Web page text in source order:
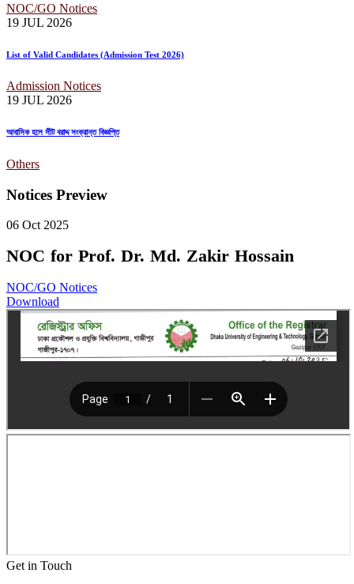
NOC/GO Notices
19 JUL 2026
List of Valid Candidates (Admission Test 2026)
Admission Notices
19 JUL 2026
আবাসিক হলে সীট বরাদ্দ সংক্রান্ত বিজ্ঞপ্তি
Others
Notices Preview
06 Oct 2025
NOC for Prof. Dr. Md. Zakir Hossain
NOC/GO Notices
Download
Get in Touch